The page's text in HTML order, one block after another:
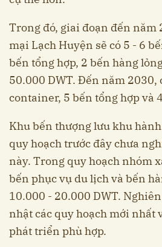
Trong đó, giai đoạn đến năm
mại Lạch Huyện sẽ có 5 - 6
bến tổng hợp, 2 bến hàng
50.000 DWT. Đến năm 2030,
container, 5 bến tổng hợp và
Khu bến thượng lưu khu
quy hoạch trước đây chưa
này. Trong quy hoạch nhóm
bến phục vụ du lịch và bến
10.000 - 20.000 DWT.
nhật các quy hoạch mới nhất
phát triển phù hợp.